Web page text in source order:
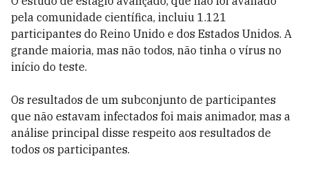
pela comunidade científica, incluiu 1.121
participantes do Reino Unido e dos Estados Unidos. A
grande maioria, mas não todos, não tinha o vírus no
início do teste.
Os resultados de um subconjunto de participantes
que não estavam infectados foi mais animador, mas a
análise principal disse respeito aos resultados de
todos os participantes.